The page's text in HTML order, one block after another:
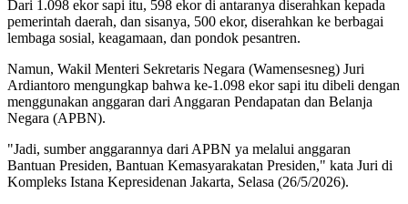
Dari 1.098 ekor sapi itu, 598 ekor di antaranya diserahkan kepada
pemerintah daerah, dan sisanya, 500 ekor, diserahkan ke berbagai
lembaga sosial, keagamaan, dan pondok pesantren.
Namun, Wakil Menteri Sekretaris Negara (Wamensesneg) Juri
Ardiantoro mengungkap bahwa ke-1.098 ekor sapi itu dibeli dengan
menggunakan anggaran dari Anggaran Pendapatan dan Belanja
Negara (APBN).
"Jadi, sumber anggarannya dari APBN ya melalui anggaran
Bantuan Presiden, Bantuan Kemasyarakatan Presiden," kata Juri di
Kompleks Istana Kepresidenan Jakarta, Selasa (26/5/2026).